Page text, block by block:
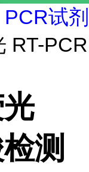
PCR试剂
RT-PCR
测